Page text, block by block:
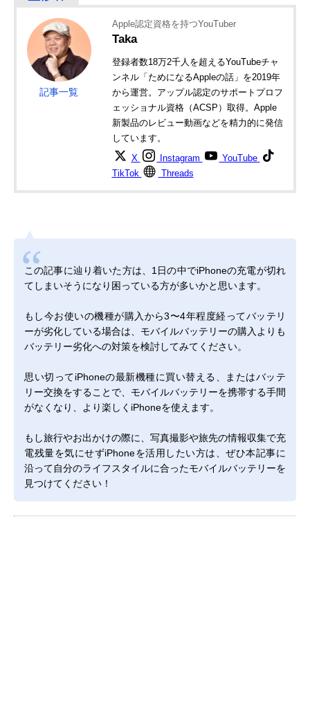
記事一覧
Apple認定資格を持つYouTuber
Taka
登録者数18万2千人を超えるYouTubeチャ
ンネル「ためになるAppleの話」を2019年
から運営。アップル認定のサポートプロフ
ェッショナル資格（ACSP）取得。Apple
新製品のレビュー動画などを精力的に発信
しています。
X Instagram
YouTube
TikTok
Threads
この記事に辿り着いた方は、1日の中でiPhoneの充電が切れ
てしまいそうになり困っている方が多いかと思います。
もし今お使いの機種が購入から3〜4年程度経ってバッテリ
ーが劣化している場合は、モバイルバッテリーの購入よりも
バッテリー劣化への対策を検討してみてください。
思い切ってiPhoneの最新機種に買い替える、またはバッテ
リー交換をすることで、モバイルバッテリーを携帯する手間
がなくなり、より楽しくiPhoneを使えます。
もし旅行やお出かけの際に、写真撮影や旅先の情報収集で充
電残量を気にせずiPhoneを活用したい方は、ぜひ本記事に
沿って自分のライフスタイルに合ったモバイルバッテリーを
見つけてください！